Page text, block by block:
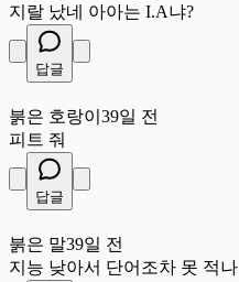
지랄 났네 아아는 I.A냐?
답글
붉은 호랑이 39일 전
피트 줘
답글
붉은 말39일 전
지능 낮아서 단어조차 못 적나